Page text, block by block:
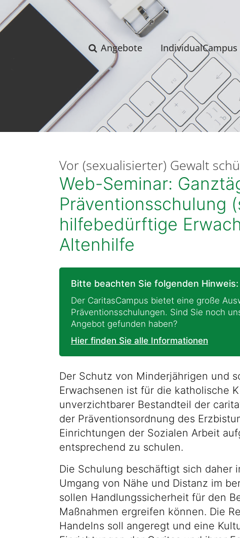
Angebote IndividualCampus
Vor (sexualisierter) Gewalt
Web-Seminar:
Präventionsschulung
hilfebedürftige
Altenhilfe
Bitte beachten Sie folgenden Hinweis:
Der CaritasCampus bietet eine große
Präventionsschulungen. Sind Sie noch
Angebot gefunden haben?
Hier finden Sie alle Informationen
Der Schutz von Minderjährigen und
Erwachsenen ist für die katholische
unverzichtbarer Bestandteil der
der Präventionsordnung des
Einrichtungen der Sozialen Arbeit
entsprechend zu schulen.
Die Schulung beschäftigt sich daher
Umgang von Nähe und Distanz im
sollen Handlungssicherheit für den
Maßnahmen ergreifen können. Die
Handelns soll angeregt und eine